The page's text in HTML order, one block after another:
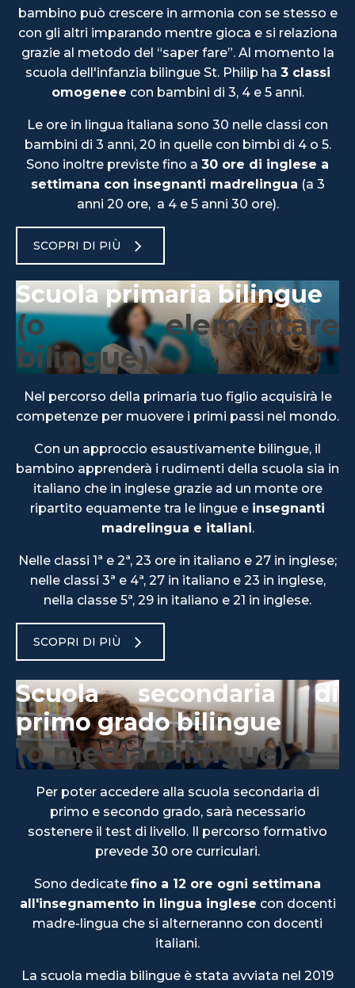
bambino può crescere in armonia con se stesso e
con gli altri imparando mentre gioca e si relaziona
grazie al metodo del “saper fare”. Al momento la
scuola dell'infanzia bilingue St. Philip ha 3 classi
omogenee con bambini di 3, 4 e 5 anni.
Le ore in lingua italiana sono 30 nelle classi con
bambini di 3 anni, 20 in quelle con bimbi di 4 o 5.
Sono inoltre previste fino a 30 ore di inglese a
settimana con insegnanti madrelingua (a 3
anni 20 ore, a 4 e 5 anni 30 ore).
SCOPRI DI PIÙ
Scuola primaria bilingue
(o elementare
bilingue)
Nel percorso della primaria tuo figlio acquisirà le
competenze per muovere i primi passi nel mondo.
Con un approccio esaustivamente bilingue, il
bambino apprenderà i rudimenti della scuola sia in
italiano che in inglese grazie ad un monte ore
ripartito equamente tra le lingue e insegnanti
madrelingua e italiani.
Nelle classi 1ª e 2ª, 23 ore in italiano e 27 in inglese;
nelle classi 3ª e 4ª, 27 in italiano e 23 in inglese,
nella classe 5ª, 29 in italiano e 21 in inglese.
SCOPRI DI PIÙ
Scuola secondaria di
primo grado bilingue
(o media bilingue)
Per poter accedere alla scuola secondaria di
primo e secondo grado, sarà necessario
sostenere il test di livello. Il percorso formativo
prevede 30 ore curriculari.
Sono dedicate fino a 12 ore ogni settimana
all'insegnamento in lingua inglese con docenti
madre-lingua che si alterneranno con docenti
italiani.
La scuola media bilingue è stata avviata nel 2019